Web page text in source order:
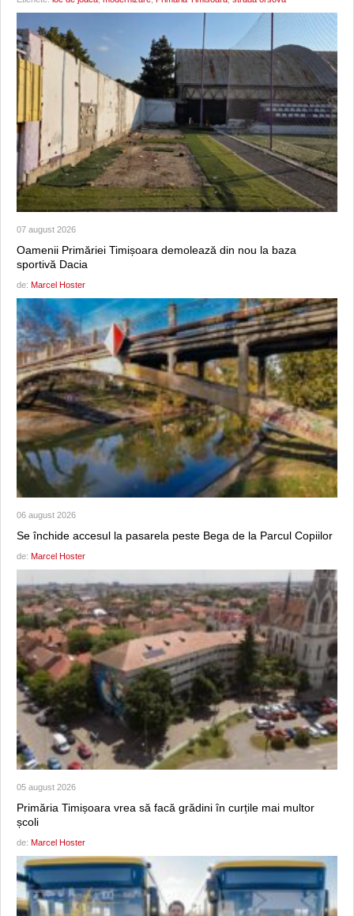
07 august 2026
Oamenii Primăriei Timișoara demolează din nou la baza
sportivă Dacia
de: Marcel Hoster
06 august 2026
Se închide accesul la pasarela peste Bega de la Parcul Copiilor
de: Marcel Hoster
05 august 2026
Primăria Timișoara vrea să facă grădini în curțile mai multor
școli
de: Marcel Hoster